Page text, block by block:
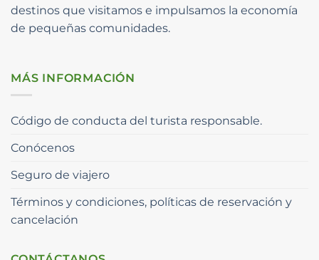
destinos que visitamos e impulsamos la economía
de pequeñas comunidades.
MÁS INFORMACIÓN
Código de conducta del turista responsable.
Conócenos
Seguro de viajero
Términos y condiciones, políticas de reservación y
cancelación